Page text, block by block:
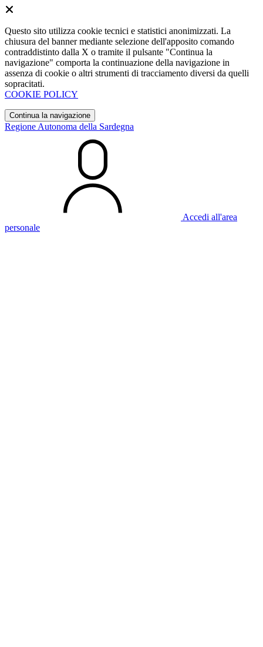
Questo sito utilizza cookie tecnici e statistici anonimizzati. La
chiusura del banner mediante selezione dell'apposito comando
contraddistinto dalla X o tramite il pulsante "Continua la
navigazione" comporta la continuazione della navigazione in
assenza di cookie o altri strumenti di tracciamento diversi da quelli
sopracitati.
COOKIE POLICY
Continua la navigazione
Regione Autonoma della Sardegna
Accedi all'area
personale